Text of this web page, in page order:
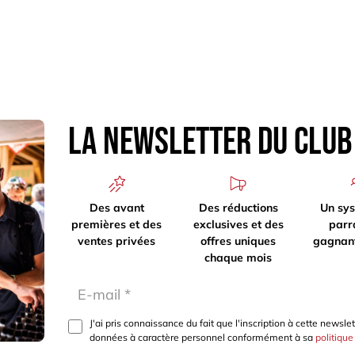
La newsletter du Club
Des avant
premières et des
ventes privées
Des réductions
exclusives et des
offres uniques
chaque mois
Un
J'ai pris connaissance du fait que l'inscription à cette
données à caractère personnel conformément à sa